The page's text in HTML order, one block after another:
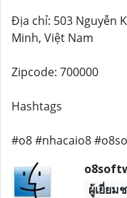
Địa chỉ: 503 Nguyễn
Minh, Việt Nam
Zipcode: 700000
Hashtags
#o8 #nhacaio8
ผู้เยี่ยม